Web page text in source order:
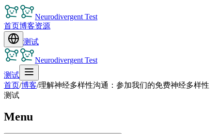
Neurodivergent Test
首页博客资源
测试
Neurodivergent Test
测试
首页/博客/理解神经多样性沟通：参加我们的免费神经多样性
测试
Menu